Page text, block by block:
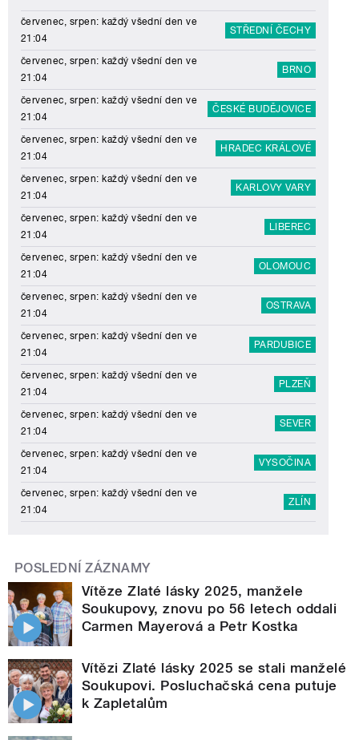
červenec, srpen: každý všední den ve
21:04
STŘEDNÍ ČECHY
červenec, srpen: každý všední den ve
21:04
BRNO
červenec, srpen: každý všední den ve
21:04
ČESKÉ BUDĚJOVICE
červenec, srpen: každý všední den ve
21:04
HRADEC KRÁLOVÉ
červenec, srpen: každý všední den ve
21:04
KARLOVY VARY
červenec, srpen: každý všední den ve
21:04
LIBEREC
červenec, srpen: každý všední den ve
21:04
OLOMOUC
červenec, srpen: každý všední den ve
21:04
OSTRAVA
červenec, srpen: každý všední den ve
21:04
PARDUBICE
červenec, srpen: každý všední den ve
21:04
PLZEŇ
červenec, srpen: každý všední den ve
21:04
SEVER
červenec, srpen: každý všední den ve
21:04
VYSOČINA
červenec, srpen: každý všední den ve
21:04
ZLÍN
POSLEDNÍ ZÁZNAMY
Vítěze Zlaté lásky 2025, manžele
Soukupovy, znovu po 56 letech oddali
Carmen Mayerová a Petr Kostka
Vítězi Zlaté lásky 2025 se stali manželé
Soukupovi. Posluchačská cena putuje
k Zapletalům